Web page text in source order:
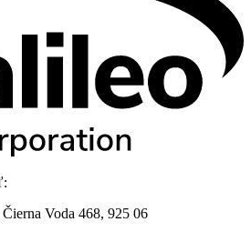
Voda 468, 925 06